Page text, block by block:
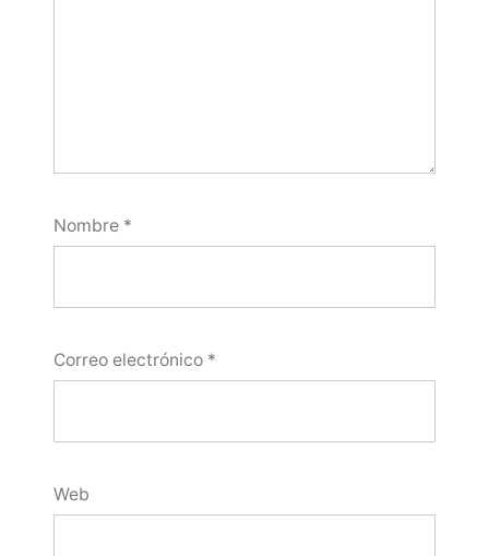
Nombre *
Correo electrónico *
Web